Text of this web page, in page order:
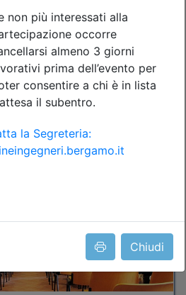
Chiudi
Allegati
Iscrizione